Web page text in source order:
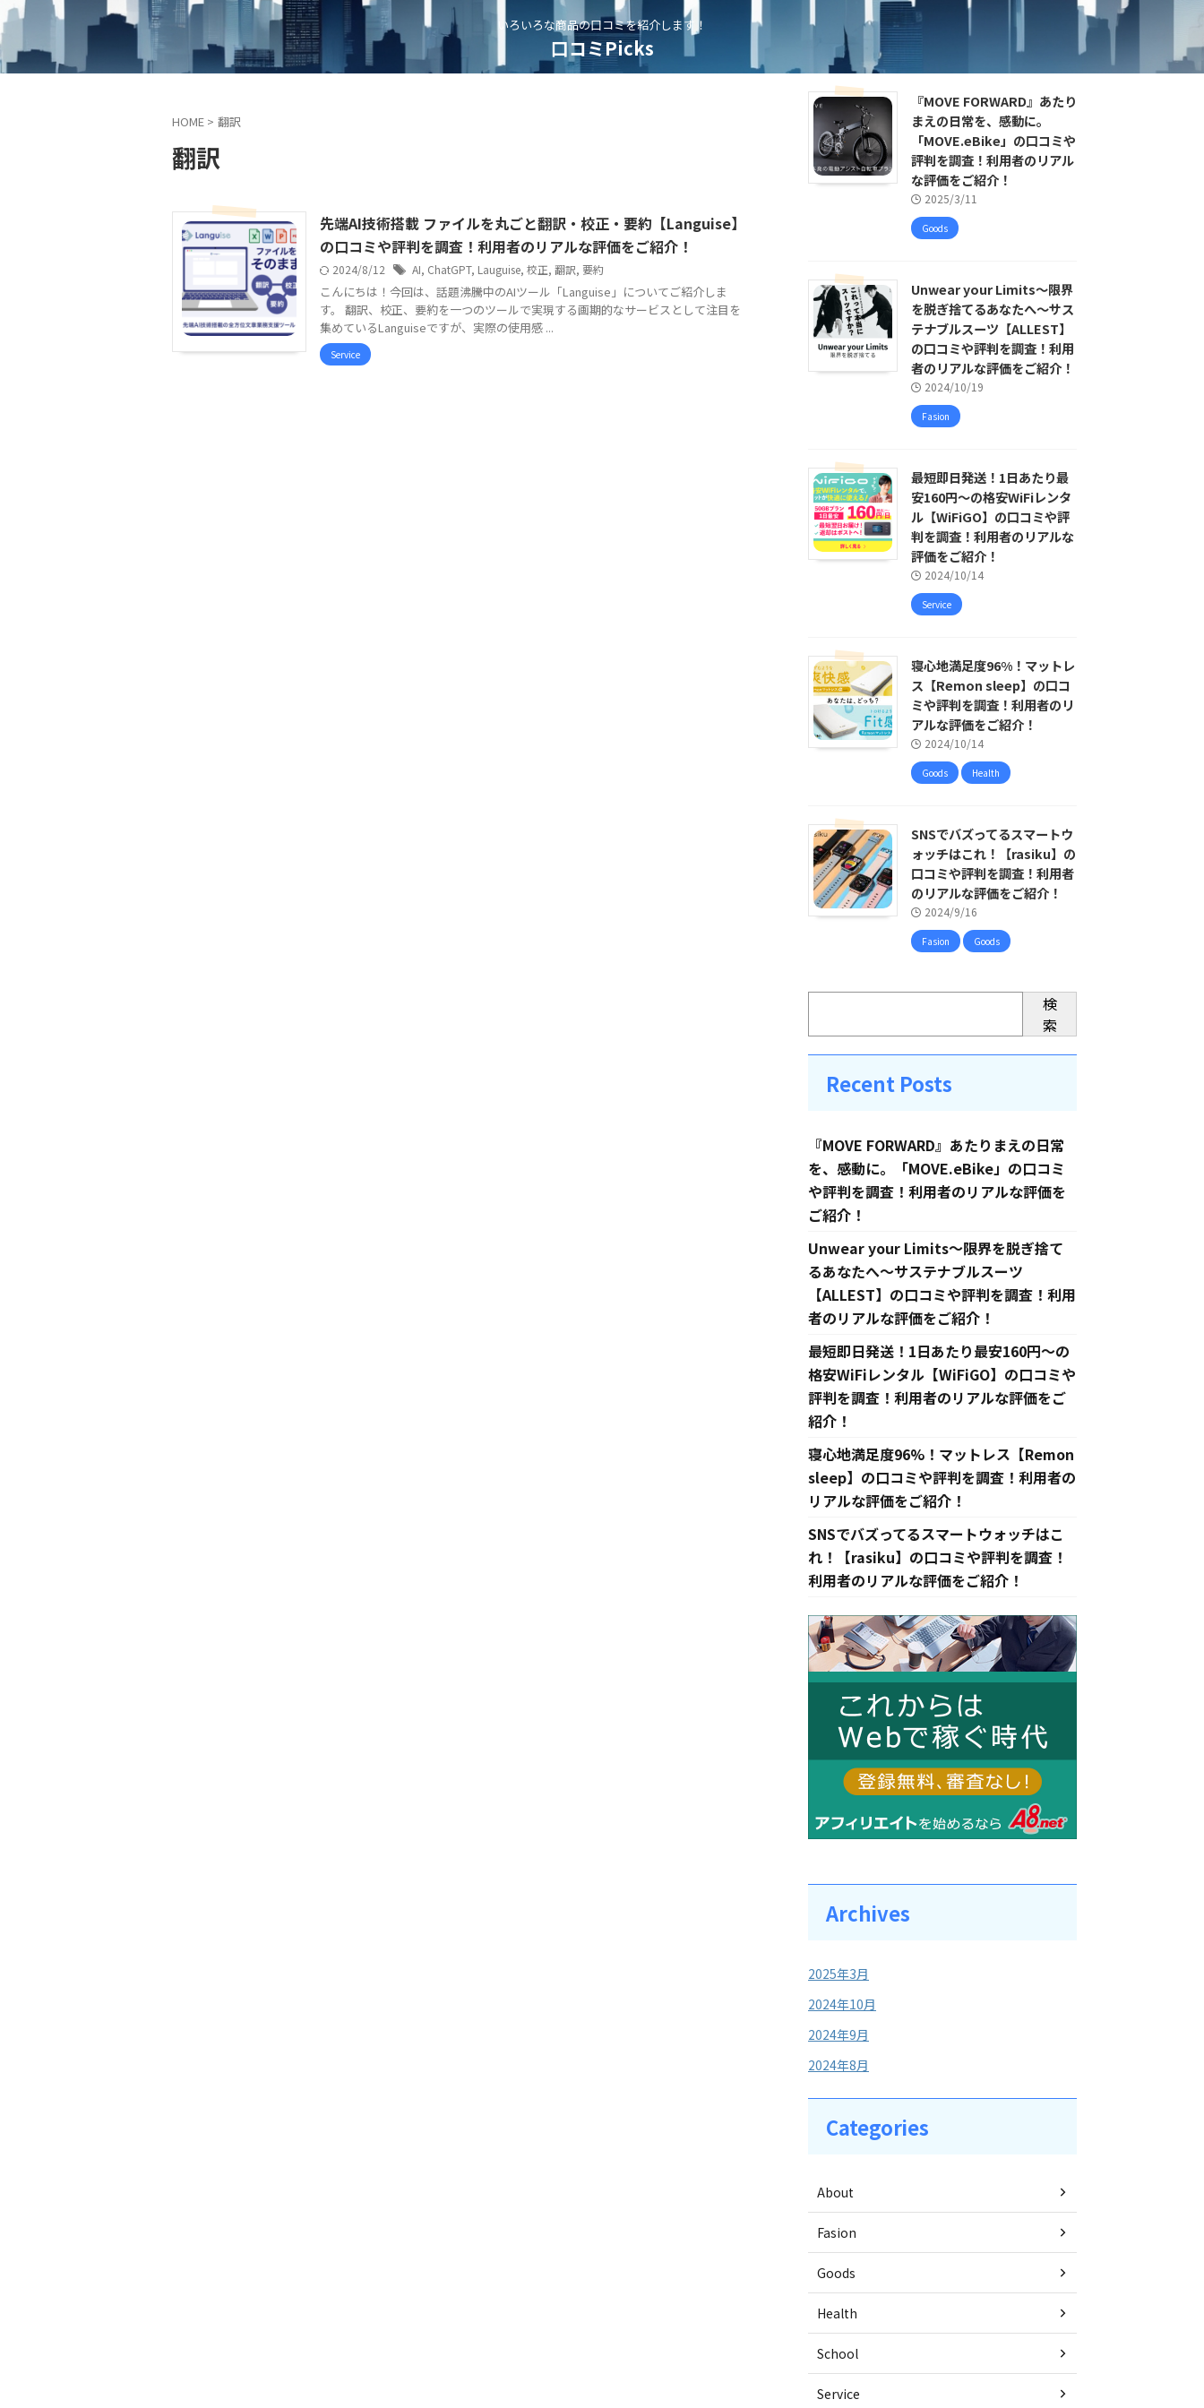
いろいろな商品の口コミを紹介します！
口コミPicks
HOME > 翻訳
翻訳
先端AI技術搭載 ファイルを丸ごと翻訳・校正・要約【Languise】
の口コミや評判を調査！利用者のリアルな評価をご紹介！
2024/8/12 AI, ChatGPT, Lauguise, 校正, 翻訳, 要約
こんにちは！今回は、話題沸騰中のAIツール「Languise」についてご紹介しま
す。 翻訳、校正、要約を一つのツールで実現する画期的なサービスとして注目を
集めているLanguiseですが、実際の使用感 ...
Service
『MOVE FORWARD』あたり
まえの日常を、感動に。
「MOVE.eBike」の口コミや
評判を調査！利用者のリアル
な評価をご紹介！
2025/3/11
Goods
Unwear your Limits〜限界
を脱ぎ捨てるあなたへ〜サス
テナブルスーツ【ALLEST】
の口コミや評判を調査！利用
者のリアルな評価をご紹介！
2024/10/19
Fasion
最短即日発送！1日あたり最
安160円〜の格安WiFiレンタ
ル【WiFiGO】の口コミや評
判を調査！利用者のリアルな
評価をご紹介！
2024/10/14
Service
寝心地満足度96%！マットレ
ス【Remon sleep】の口コ
ミや評判を調査！利用者のリ
アルな評価をご紹介！
2024/10/14
Goods Health
SNSでバズってるスマートウ
ォッチはこれ！【rasiku】の
口コミや評判を調査！利用者
のリアルな評価をご紹介！
2024/9/16
Fasion Goods
検
索
Recent Posts
『MOVE FORWARD』あたりまえの日常
を、感動に。「MOVE.eBike」の口コミ
や評判を調査！利用者のリアルな評価を
ご紹介！
Unwear your Limits〜限界を脱ぎ捨て
るあなたへ〜サステナブルスーツ
【ALLEST】の口コミや評判を調査！利用
者のリアルな評価をご紹介！
最短即日発送！1日あたり最安160円〜の
格安WiFiレンタル【WiFiGO】の口コミや
評判を調査！利用者のリアルな評価をご
紹介！
寝心地満足度96%！マットレス【Remon
sleep】の口コミや評判を調査！利用者の
リアルな評価をご紹介！
SNSでバズってるスマートウォッチはこ
れ！【rasiku】の口コミや評判を調査！
利用者のリアルな評価をご紹介！
Archives
2025年3月
2024年10月
2024年9月
2024年8月
Categories
About
Fasion
Goods
Health
School
Service